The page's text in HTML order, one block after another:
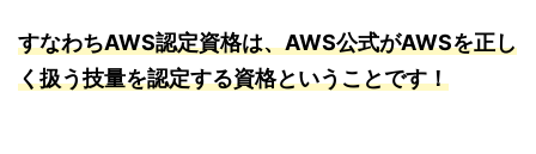
すなわちAWS認定資格は、AWS公式がAWSを正し
く扱う技量を認定する資格ということです！